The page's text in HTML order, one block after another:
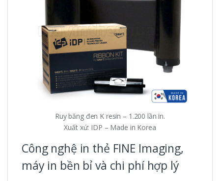
Ruy băng đen K resin – 1.200 lần in.
Xuất xứ: IDP – Made in Korea
Công nghệ in thẻ FINE Imaging,
máy in bền bỉ và chi phí hợp lý